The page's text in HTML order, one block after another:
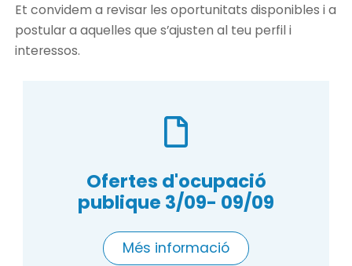
Et convidem a revisar les oportunitats disponibles i a
postular a aquelles que s’ajusten al teu perfil i
interessos.
Ofertes d'ocupació
publique 3/09- 09/09
Més informació